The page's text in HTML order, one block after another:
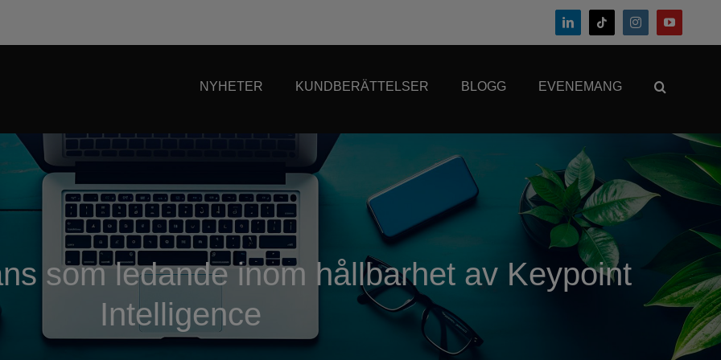
NYHETER KUNDBERÄTTELSER BLOGG EVENEMANG
som ledande inom hållbarhet av Keypoint
Intelligence